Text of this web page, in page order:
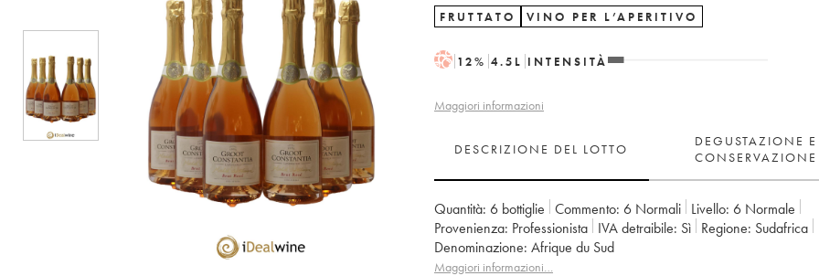
FRUTTATO VINO PER L’APERITIVO
H 12% 4.5 L INTENSITÀ
Maggiori informazioni
DESCRIZIONE DEL LOTTO
DEGUSTAZIONE E
CONSERVAZIONE
Quantità: 6 bottiglie Commento: 6 Normali Livello: 6 Normale
Provenienza:
professionista IVA detraibile: sì Regione:
Sudafrica
Denominazione:
Afrique du Sud
Maggiori informazioni…